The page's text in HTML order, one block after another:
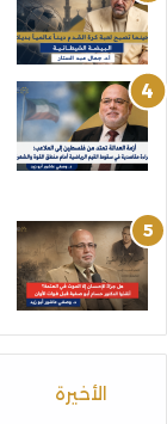
الأخيرة